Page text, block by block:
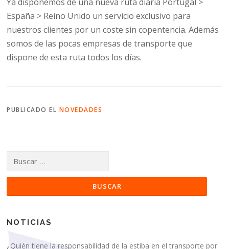
España > Reino Unido un servicio exclusivo para
nuestros clientes por un coste sin copentencia. Además
somos de las pocas empresas de transporte que
dispone de esta ruta todos los días.
PUBLICADO EL NOVEDADES
Buscar:
NOTICIAS
¿Quién tiene la responsabilidad de la estiba en el transporte por